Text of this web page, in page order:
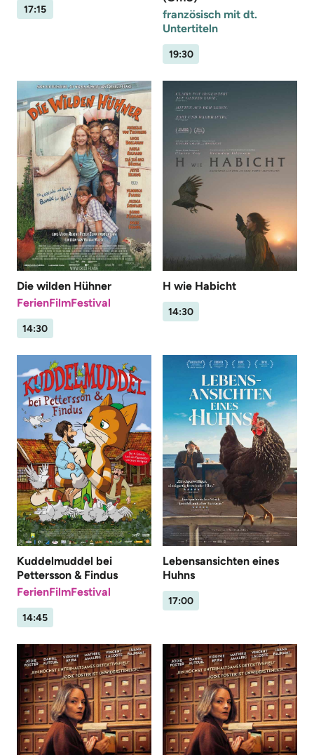
17:15
französisch mit dt.
Untertiteln
19:30
Die wilden Hühner
FerienFilmFestival
14:30
H wie Habicht
14:30
Kuddelmuddel bei
Pettersson & Findus
FerienFilmFestival
14:45
Lebensansichten eines
Huhns
17:00